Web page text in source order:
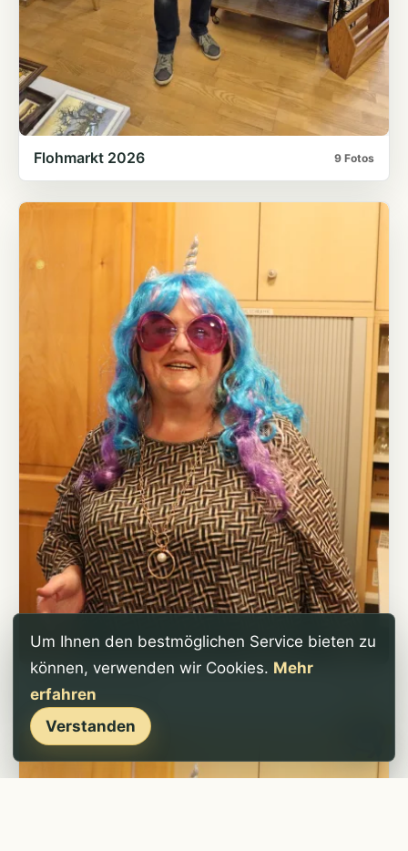
Flohmarkt 2026 9 Fotos
Seniorenfasching
Um Ihnen den bestmöglichen Service bieten zu
können, verwenden wir Cookies. Mehr
erfahren
Verstanden